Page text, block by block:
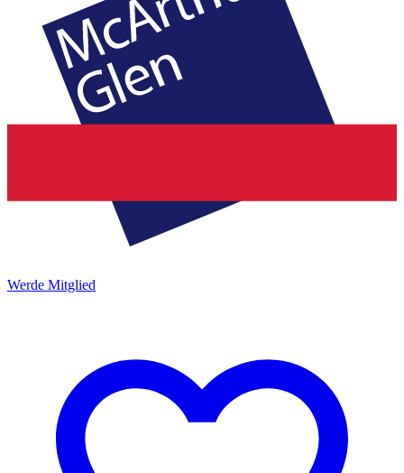
Werde Mitglied